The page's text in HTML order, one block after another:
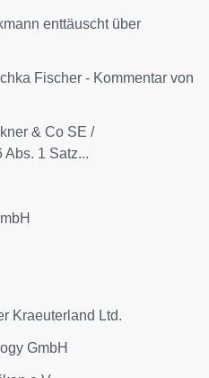
enttäuscht über
Fischer - Kommentar von
& Co SE /
1 Satz...
Kraeuterland Ltd.
GmbH